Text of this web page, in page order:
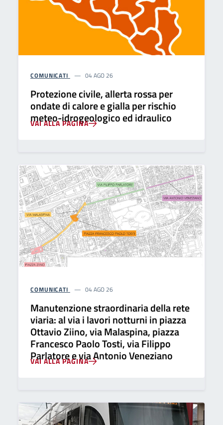
COMUNICATI 04 AGO 26
Protezione civile, allerta rossa per
ondate di calore e gialla per rischio
meteo-idrogeologico ed idraulico
VAI ALLA PAGINA
COMUNICATI 04 AGO 26
Manutenzione straordinaria della rete
viaria: al via i lavori notturni in piazza
Ottavio Ziino, via Malaspina, piazza
Francesco Paolo Tosti, via Filippo
Parlatore e via Antonio Veneziano
VAI ALLA PAGINA